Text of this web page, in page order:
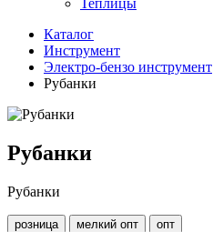
Теплицы
Каталог
Инструмент
Электро-бензо инструмент
Рубанки
Рубанки
Рубанки
розница мелкий опт опт